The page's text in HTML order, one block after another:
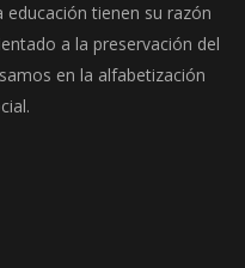
educación tienen su razón
a la preservación del
en la alfabetización